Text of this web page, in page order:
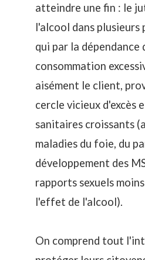
atteindre une fin : le
l'alcool dans plusieurs
qui par la dépendance
consommation
aisément le client,
cercle vicieux d'excès
sanitaires croissants
maladies du foie, du
développement des
rapports sexuels
l'effet de l'alcool).
On comprend tout